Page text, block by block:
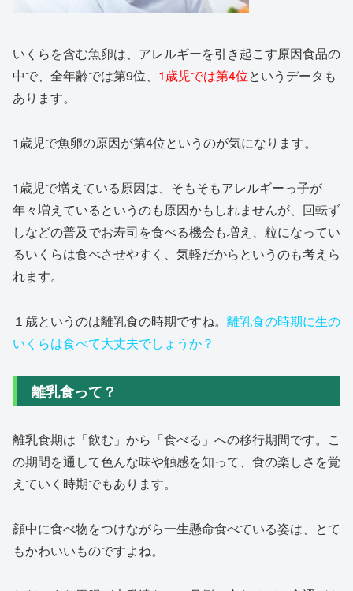
いくらを含む魚卵は、アレルギーを引き起こす原因食品の
中で、全年齢では第9位、 1歳児では第4位というデータも
あります。
1歳児で魚卵の原因が第4位というのが気になります。
1歳児で増えている原因は、そもそもアレルギーっ子が
年々増えているというのも原因かもしれませんが、回転ず
しなどの普及でお寿司を食べる機会も増え、粒になってい
るいくらは食べさせやすく、気軽だからというのも考えら
れます。
１歳というのは離乳食の時期ですね。 離乳食の時期に生の
いくらは食べて大丈夫でしょうか？
離乳食って？
離乳食期は「飲む」から「食べる」への移行期間です。こ
の期間を通して色んな味や触感を知って、食の楽しさを覚
えていく時期でもあります。
顔中に食べ物をつけながら一生懸命食べている姿は、とて
もかわいいものですよね。